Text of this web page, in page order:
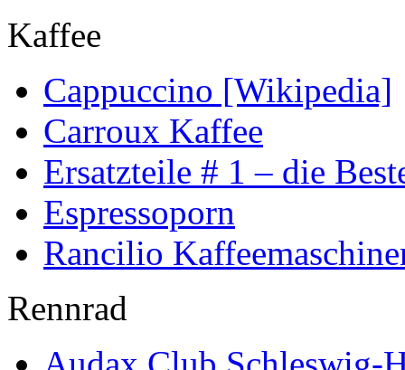
Kaffee
Cappuccino [Wikipedia]
Carroux Kaffee
Ersatzteile # 1 – die
Espressoporn
Rancilio
Rennrad